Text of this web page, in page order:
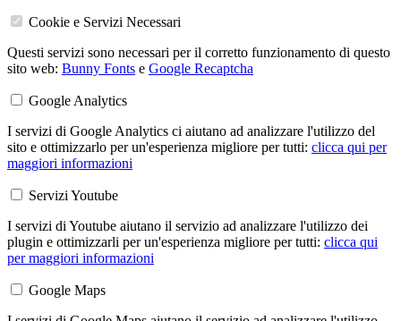
Cookie e Servizi Necessari
Questi servizi sono necessari per il corretto funzionamento di questo
sito web: Bunny Fonts e Google Recaptcha
Google Analytics
I servizi di Google Analytics ci aiutano ad analizzare l'utilizzo del
sito e ottimizzarlo per un'esperienza migliore per tutti: clicca qui per
maggiori informazioni
Servizi Youtube
I servizi di Youtube aiutano il servizio ad analizzare l'utilizzo dei
plugin e ottimizzarli per un'esperienza migliore per tutti: clicca qui
per maggiori informazioni
Google Maps